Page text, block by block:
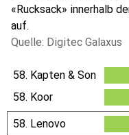
«Rucksack» innerhalb
auf.
Quelle: Digitec Galaxus
58. Kapten & Son
58. Koor
58. Lenovo